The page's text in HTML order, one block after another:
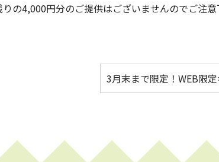
の4,000円分のご提供はございませんのでご注意
3月末まで限定！WEB限定キャ